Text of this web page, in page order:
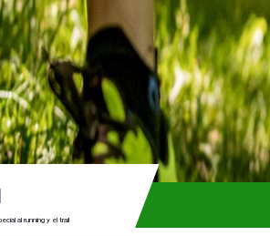
al running y el trail